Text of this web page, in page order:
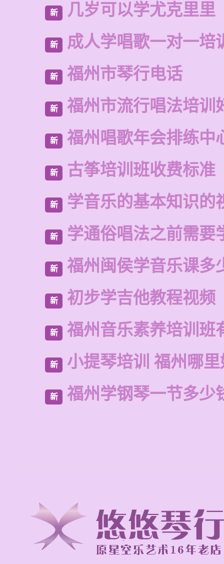
新 几岁可以学尤克里里
新 成人学唱歌一对一培
新 福州市琴行电话
新 福州市流行唱法培训
新 福州唱歌年会排练中
新 古筝培训班收费标准
新 学音乐的基本知识的
新 学通俗唱法之前需要
新 福州闽侯学音乐课多
新 初步学吉他教程视频
新 福州音乐素养培训班
新 小提琴培训 福州哪
新 福州学钢琴一节多少